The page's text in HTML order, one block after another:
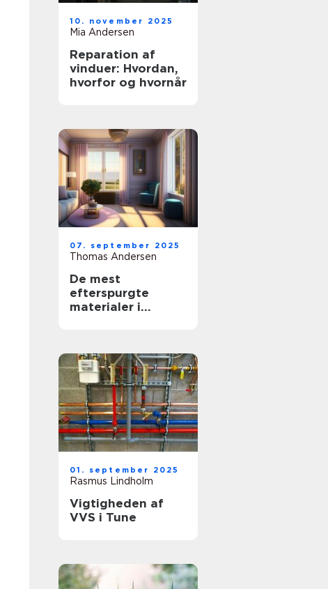
10. november 2025
Mia Andersen
Reparation af
vinduer: Hvordan,
hvorfor og hvornår
07. september 2025
Thomas Andersen
De mest
efterspurgte
materialer i
01. september 2025
Rasmus Lindholm
Vigtigheden af
VVS i Tune